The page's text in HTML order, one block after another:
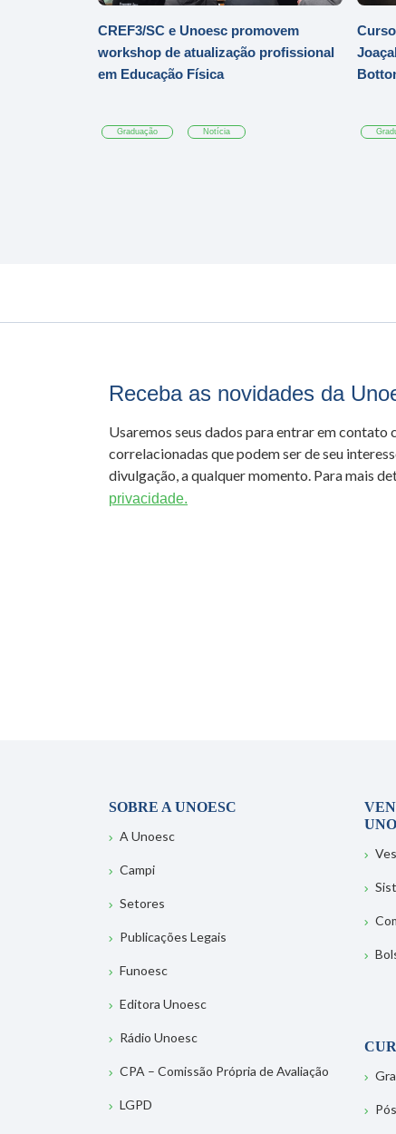
CREF3/SC e Unoesc promovem
workshop de atualização profissional
em Educação Física
Graduação Notícia
Receba as novidades da
Usaremos seus dados para entrar em contato
correlacionadas que podem ser de seu
divulgação, a qualquer momento. Para mais
privacidade.
SOBRE A UNOESC
A Unoesc
Campi
Setores
Publicações Legais
Funoesc
Editora Unoesc
Rádio Unoesc
CPA – Comissão Própria de Avaliação
LGPD